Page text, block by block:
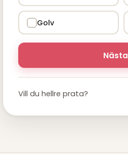
Golv
Nästa
Vill du hellre prata?